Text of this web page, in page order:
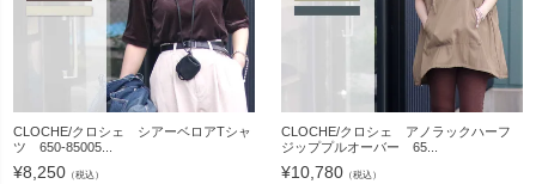
CLOCHE/クロシェ シアーベロアTシャ
ツ 650-85005...
¥8,250 （税込）
CLOCHE/クロシェ アノラックハーフ
ジッププルオーバー 65...
¥10,780 （税込）